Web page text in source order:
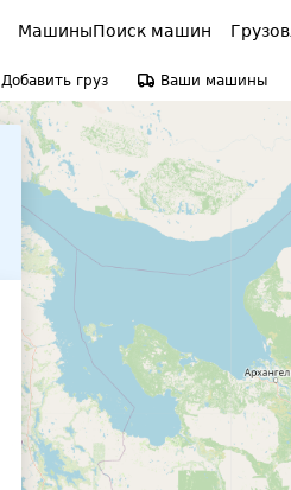
МашиныПоиск машин
Добавить груз Ваши машины